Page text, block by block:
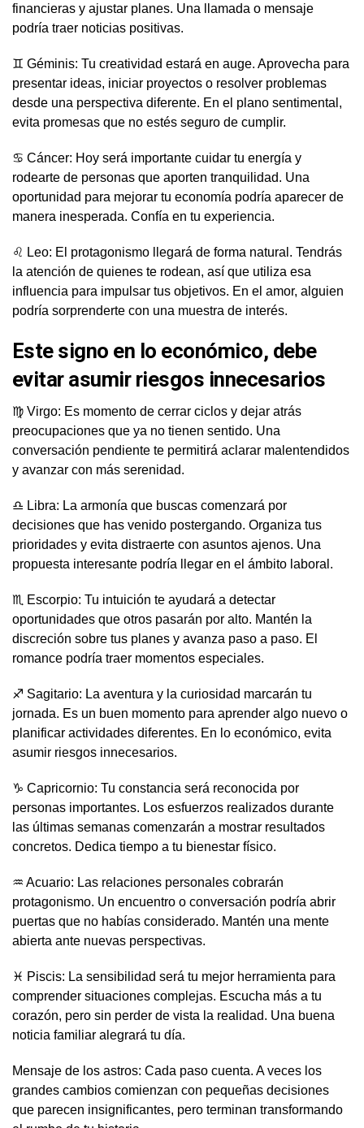
financieras y ajustar planes. Una llamada o mensaje
podría traer noticias positivas.
♊ Géminis: Tu creatividad estará en auge. Aprovecha para
presentar ideas, iniciar proyectos o resolver problemas
desde una perspectiva diferente. En el plano sentimental,
evita promesas que no estés seguro de cumplir.
♋ Cáncer: Hoy será importante cuidar tu energía y
rodearte de personas que aporten tranquilidad. Una
oportunidad para mejorar tu economía podría aparecer de
manera inesperada. Confía en tu experiencia.
♌ Leo: El protagonismo llegará de forma natural. Tendrás
la atención de quienes te rodean, así que utiliza esa
influencia para impulsar tus objetivos. En el amor, alguien
podría sorprenderte con una muestra de interés.
Este signo en lo económico, debe
evitar asumir riesgos innecesarios
♍ Virgo: Es momento de cerrar ciclos y dejar atrás
preocupaciones que ya no tienen sentido. Una
conversación pendiente te permitirá aclarar malentendidos
y avanzar con más serenidad.
♎ Libra: La armonía que buscas comenzará por
decisiones que has venido postergando. Organiza tus
prioridades y evita distraerte con asuntos ajenos. Una
propuesta interesante podría llegar en el ámbito laboral.
♏ Escorpio: Tu intuición te ayudará a detectar
oportunidades que otros pasarán por alto. Mantén la
discreción sobre tus planes y avanza paso a paso. El
romance podría traer momentos especiales.
♐ Sagitario: La aventura y la curiosidad marcarán tu
jornada. Es un buen momento para aprender algo nuevo o
planificar actividades diferentes. En lo económico, evita
asumir riesgos innecesarios.
♑ Capricornio: Tu constancia será reconocida por
personas importantes. Los esfuerzos realizados durante
las últimas semanas comenzarán a mostrar resultados
concretos. Dedica tiempo a tu bienestar físico.
♒ Acuario: Las relaciones personales cobrarán
protagonismo. Un encuentro o conversación podría abrir
puertas que no habías considerado. Mantén una mente
abierta ante nuevas perspectivas.
♓ Piscis: La sensibilidad será tu mejor herramienta para
comprender situaciones complejas. Escucha más a tu
corazón, pero sin perder de vista la realidad. Una buena
noticia familiar alegrará tu día.
Mensaje de los astros: Cada paso cuenta. A veces los
grandes cambios comienzan con pequeñas decisiones
que parecen insignificantes, pero terminan transformando